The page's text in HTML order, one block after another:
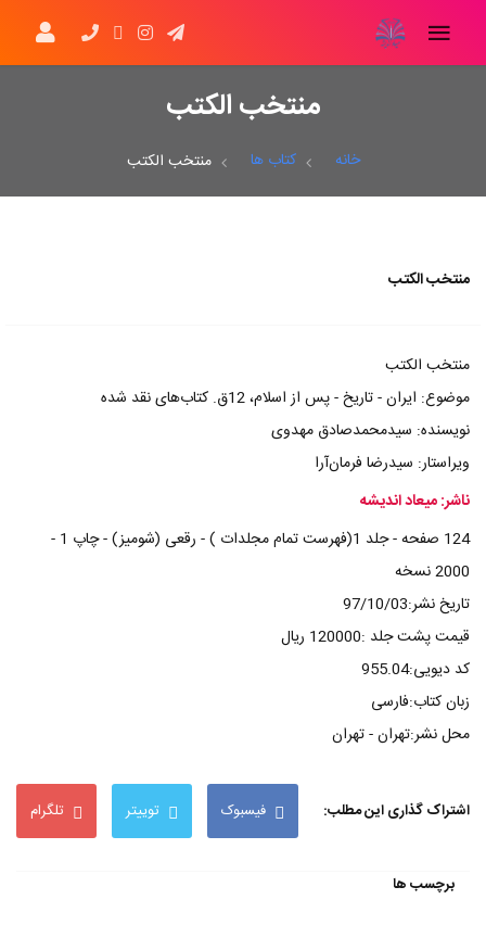
منتخب الکتب
خانه کتاب ها منتخب الکتب
منتخب الکتب
منتخب‌ الکتب
موضوع: ایران - تاریخ - پس از اسلام، 12ق. کتاب‌های نقد شده
نویسنده: سیدمحمدصادق مهدوی
ویراستار: سیدرضا فرمان‌آرا
ناشر: میعاد اندیشه
124 صفحه - جلد 1(فهرست تمام مجلدات ) - رقعی (شومیز) - چاپ 1 -
2000 نسخه
تاریخ نشر:97/10/03
قیمت پشت جلد :120000 ریال
کد دیویی:955.04
زبان کتاب:فارسی
محل نشر:تهران - تهران
اشتراک گذاری این مطلب: فیسبوک توییتر تلگرام
برچسب ها